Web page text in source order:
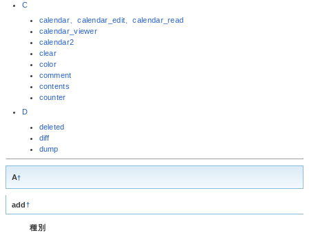
C
calendar、calendar_edit、calendar_read
calendar_viewer
calendar2
clear
color
comment
contents
counter
D
deleted
diff
dump
A†
add †
種別